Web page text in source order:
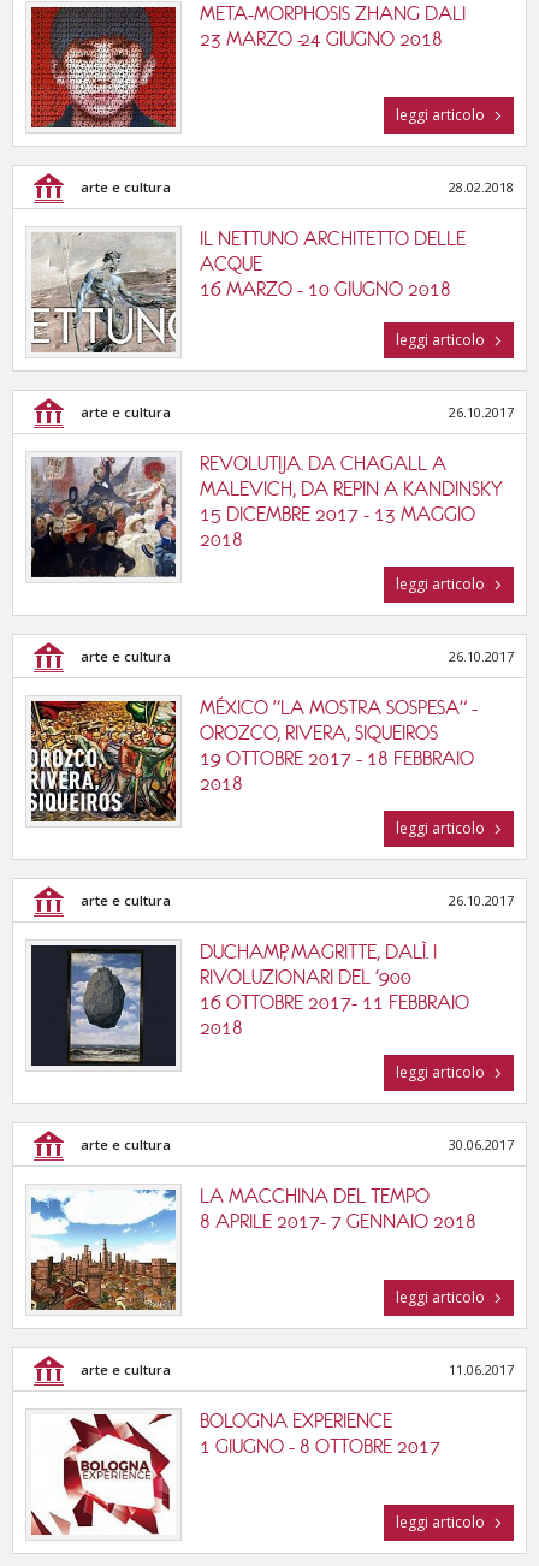
META-MORPHOSIS ZHANG DALI
23 MARZO -24 GIUGNO 2018
leggi articolo
arte e cultura 28.02.2018
IL NETTUNO ARCHITETTO DELLE
ACQUE
16 MARZO - 10 GIUGNO 2018
leggi articolo
arte e cultura 26.10.2017
REVOLUTIJA. DA CHAGALL A
MALEVICH, DA REPIN A KANDINSKY
15 DICEMBRE 2017 - 13 MAGGIO
2018
leggi articolo
arte e cultura 26.10.2017
MÉXICO “LA MOSTRA SOSPESA” -
OROZCO, RIVERA, SIQUEIROS
19 OTTOBRE 2017 - 18 FEBBRAIO
2018
leggi articolo
arte e cultura 26.10.2017
DUCHAMP, MAGRITTE, DALÌ. I
RIVOLUZIONARI DEL '900
16 OTTOBRE 2017- 11 FEBBRAIO
2018
leggi articolo
arte e cultura 30.06.2017
LA MACCHINA DEL TEMPO
8 APRILE 2017- 7 GENNAIO 2018
leggi articolo
arte e cultura 11.06.2017
BOLOGNA EXPERIENCE
1 GIUGNO - 8 OTTOBRE 2017
leggi articolo